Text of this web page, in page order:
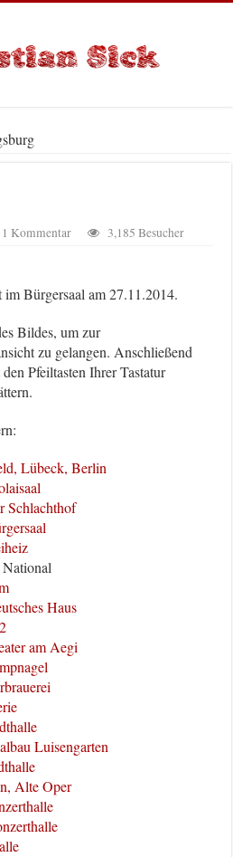
1 Kommentar 3,185 Besucher
Bürgersaal am 27.11.2014.
Bildes, um zur
zu gelangen. Anschließend
Pfeiltasten Ihrer Tastatur
Lübeck, Berlin
Schlachthof
Haus
am Aegi
Luisengarten
Alte Oper